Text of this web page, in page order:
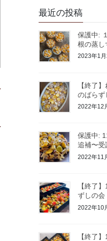
最近の投稿
保護中:
根の蒸し
2023年1月
【終了
のばらず
2022年12
保護中:
追補〜受
2022年11
【終了
ずしの会
2022年10
【終了